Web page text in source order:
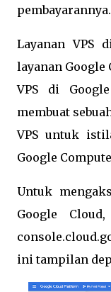
pembayarannya.
Layanan VPS
layanan Google
VPS di
membuat
VPS untuk
Google
Untuk
Google
ini tampilan